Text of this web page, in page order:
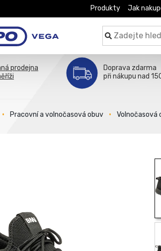
Produkty Jak
prodejna
Doprava zdarma
při nákupu nad
Pracovní a volnočasová obuv Volnočasová